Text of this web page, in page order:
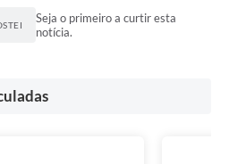
Seja o primeiro a curtir esta
notícia.